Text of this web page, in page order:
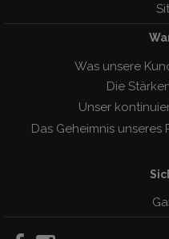
Was unsere
Die
Unser
Das Geheimnis unseres